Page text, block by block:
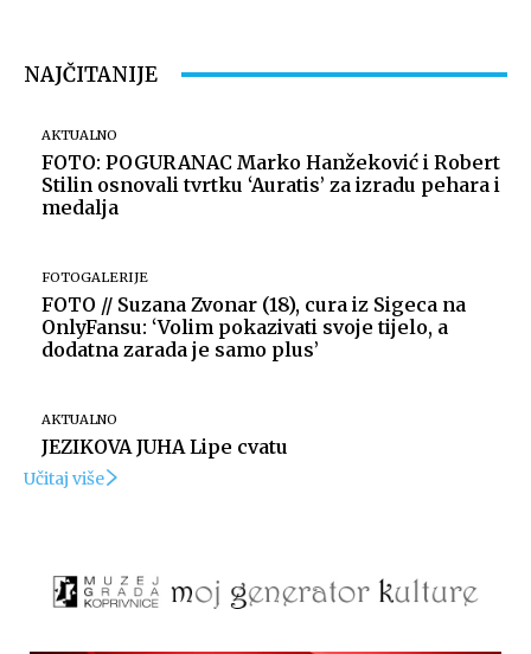
NAJČITANIJE
AKTUALNO
FOTO: POGURANAC Marko Hanžeković i Robert
Stilin osnovali tvrtku ‘Auratis’ za izradu pehara i
medalja
FOTOGALERIJE
FOTO // Suzana Zvonar (18), cura iz Sigeca na
OnlyFansu: ‘Volim pokazivati svoje tijelo, a
dodatna zarada je samo plus’
AKTUALNO
JEZIKOVA JUHA Lipe cvatu
Učitaj više